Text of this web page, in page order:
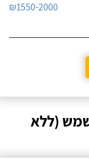
₪1550-2000
(ללא